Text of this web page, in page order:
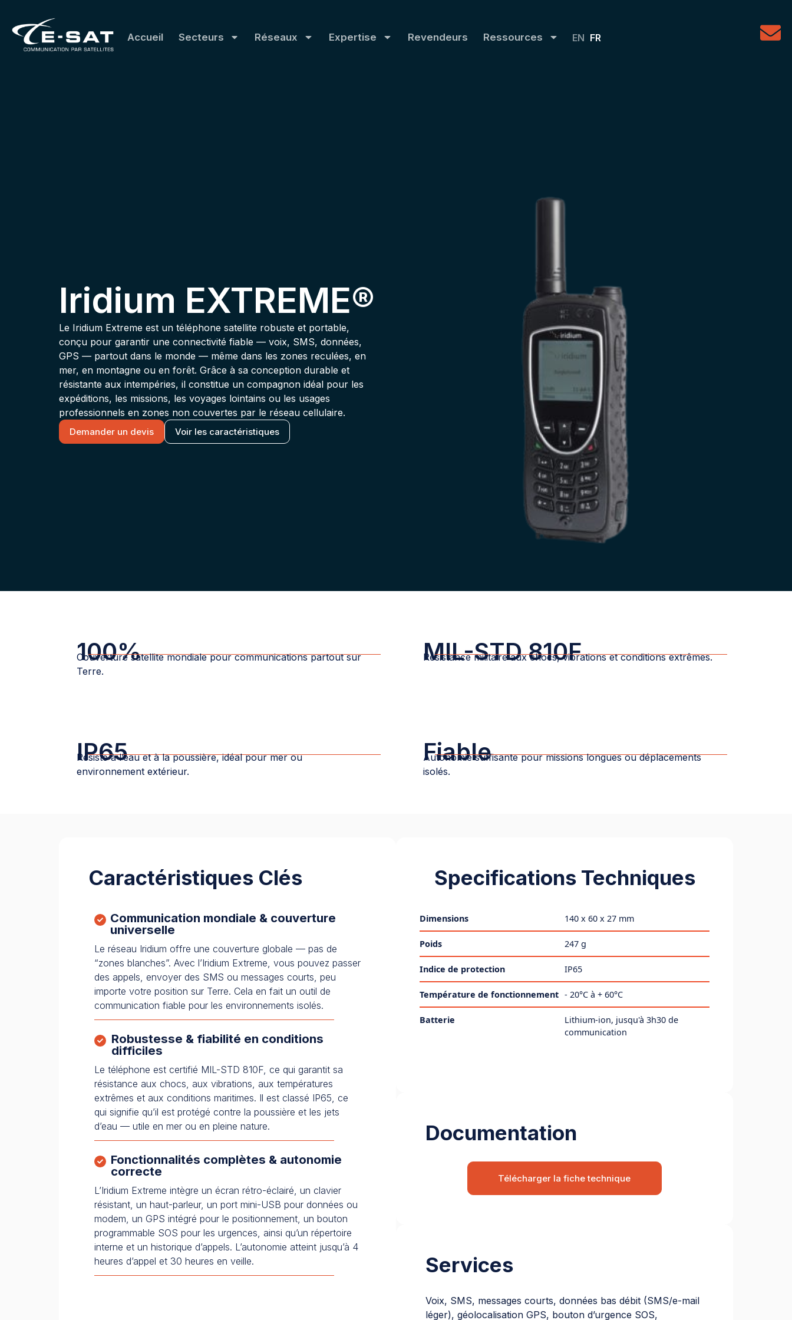
Accueil Secteurs Réseaux Expertise Revendeurs Ressources EN FR
Iridium EXTREME®
Le Iridium Extreme est un téléphone satellite robuste et portable,
conçu pour garantir une connectivité fiable — voix, SMS, données,
GPS — partout dans le monde — même dans les zones reculées, en
mer, en montagne ou en forêt. Grâce à sa conception durable et
résistante aux intempéries, il constitue un compagnon idéal pour les
expéditions, les missions, les voyages lointains ou les usages
professionnels en zones non couvertes par le réseau cellulaire.
Demander un devis Voir les caractéristiques
100%
Couverture satellite mondiale pour communications partout sur
Terre.
MIL-STD 810F
Résistance militaire aux chocs, vibrations et conditions extrêmes.
IP65
Résiste à l’eau et à la poussière, idéal pour mer ou
environnement extérieur.
Fiable
Autonomie suffisante pour missions longues ou déplacements
isolés.
Caractéristiques Clés
Communication mondiale & couverture
universelle
Le réseau Iridium offre une couverture globale — pas de
“zones blanches”. Avec l’Iridium Extreme, vous pouvez passer
des appels, envoyer des SMS ou messages courts, peu
importe votre position sur Terre. Cela en fait un outil de
communication fiable pour les environnements isolés.
Robustesse & fiabilité en conditions
difficiles
Le téléphone est certifié MIL-STD 810F, ce qui garantit sa
résistance aux chocs, aux vibrations, aux températures
extrêmes et aux conditions maritimes. Il est classé IP65, ce
qui signifie qu’il est protégé contre la poussière et les jets
d’eau — utile en mer ou en pleine nature.
Fonctionnalités complètes & autonomie
correcte
L’Iridium Extreme intègre un écran rétro-éclairé, un clavier
résistant, un haut-parleur, un port mini-USB pour données ou
modem, un GPS intégré pour le positionnement, un bouton
programmable SOS pour les urgences, ainsi qu’un répertoire
interne et un historique d’appels. L’autonomie atteint jusqu’à 4
heures d’appel et 30 heures en veille.
Specifications Techniques
Dimensions 140 x 60 x 27 mm
Poids 247 g
Indice de protection IP65
Température de fonctionnement - 20°C à + 60°C
Batterie
Lithium-ion, jusqu'à 3h30 de
communication
Documentation
Télécharger la fiche technique
Services
Voix, SMS, messages courts, données bas débit (SMS/e-mail
léger), géolocalisation GPS, bouton d’urgence SOS,